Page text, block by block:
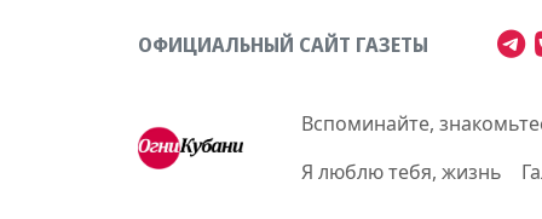
ОФИЦИАЛЬНЫЙ САЙТ ГАЗЕТЫ
Вспоминайте,
Я люблю тебя, жизнь